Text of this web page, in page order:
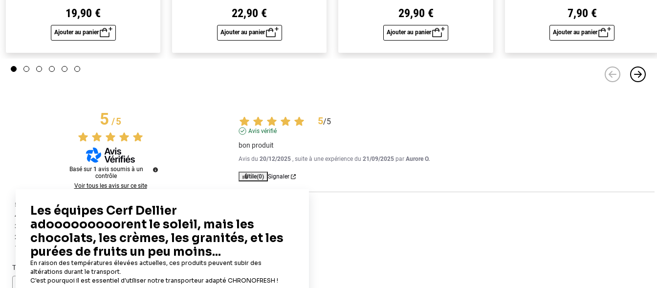
19,90 €
Ajouter au panier
Aperçu rapide
22,90 €
Ajouter au panier
Aperçu rapide
29,90 €
Ajouter au panier
Aperçu rapide
7,90 €
Ajouter au panier
Aperçu rapide
5/5
Basé sur 1 avis soumis à un
contrôle
Voir tous les avis sur ce site
5 étoiles
4
étoiles
3
étoiles
0
2
étoiles
0
1
étoile 0
Trier les avis
5/5
Avis vérifié
bon produit
Avis du 20/12/2025 , suite à une expérience du 21/09/2025 par Aurore O.
Utile(0) Signaler